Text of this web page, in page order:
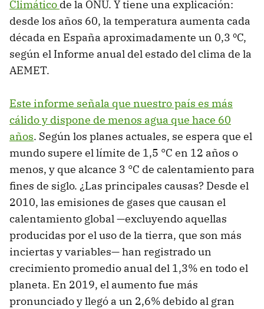
Climático de la ONU. Y tiene una explicación:
desde los años 60, la temperatura aumenta cada
década en España aproximadamente un 0,3 ºC,
según el Informe anual del estado del clima de la
AEMET.
Este informe señala que nuestro país es más
cálido y dispone de menos agua que hace 60
años. Según los planes actuales, se espera que el
mundo supere el límite de 1,5 °C en 12 años o
menos, y que alcance 3 °C de calentamiento para
fines de siglo. ¿Las principales causas? Desde el
2010, las emisiones de gases que causan el
calentamiento global —excluyendo aquellas
producidas por el uso de la tierra, que son más
inciertas y variables— han registrado un
crecimiento promedio anual del 1,3% en todo el
planeta. En 2019, el aumento fue más
pronunciado y llegó a un 2,6% debido al gran